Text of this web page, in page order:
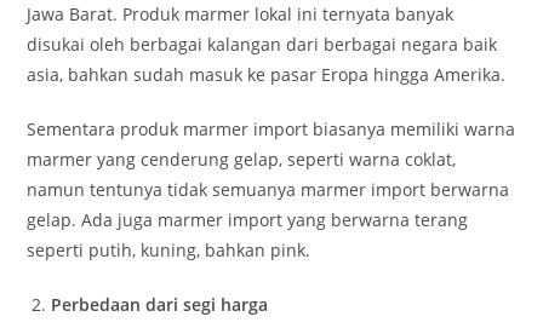
Jawa Barat. Produk marmer lokal ini ternyata banyak
disukai oleh berbagai kalangan dari berbagai negara baik
asia, bahkan sudah masuk ke pasar Eropa hingga Amerika.
Sementara produk marmer import biasanya memiliki warna
marmer yang cenderung gelap, seperti warna coklat,
namun tentunya tidak semuanya marmer import berwarna
gelap. Ada juga marmer import yang berwarna terang
seperti putih, kuning, bahkan pink.
Perbedaan dari segi harga